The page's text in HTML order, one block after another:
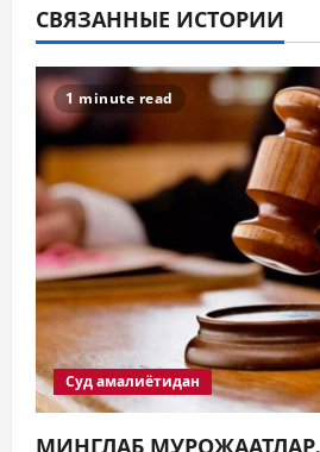
ц
и
я
п
о
з
а
п
и
СВЯЗАННЫЕ ИСТОРИИ
1 minute read
Суд амалиётидан
МИНГЛАБ